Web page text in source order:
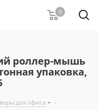
0
роллер-мышь
упаковка,
для офиса
-